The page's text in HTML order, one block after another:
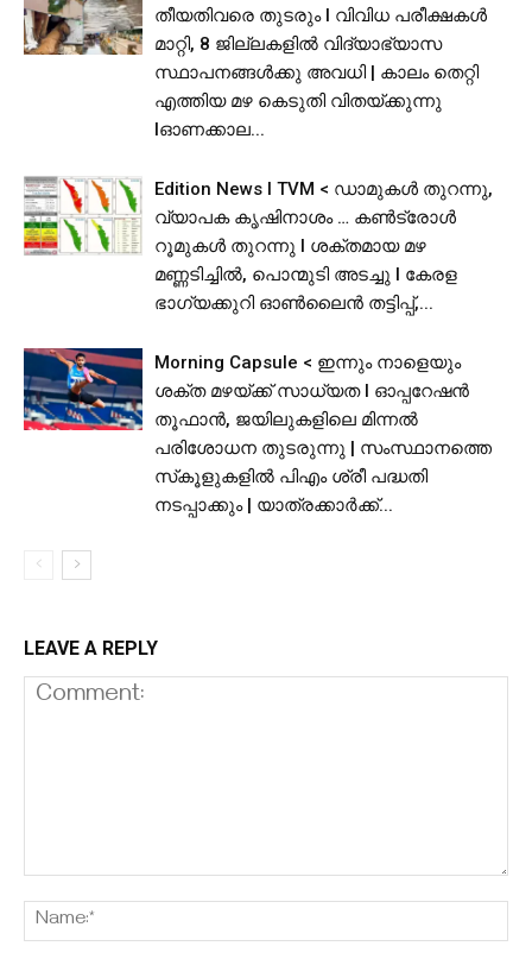
തീയതിവരെ തുടരും I വിവിധ പരീക്ഷകൾ
മാറ്റി, 8 ജില്ലകളിൽ വിദ്യാഭ്യാസ
സ്ഥാപനങ്ങള്‍ക്കു അവധി | കാലം തെറ്റി
എത്തിയ മഴ കെടുതി വിതയ്ക്കുന്നു
lഓണക്കാല...
Edition News I TVM < ഡാമുകൾ തുറന്നു,
വ്യാപക കൃഷിനാശം … കൺട്രോൾ
റൂമുകൾ തുറന്നു l ശക്തമായ മഴ
മണ്ണടിച്ചിൽ, പൊന്മുടി അടച്ചു l കേരള
ഭാഗ്യക്കുറി ഓൺലൈൻ തട്ടിപ്പ്,...
Morning Capsule < ഇന്നും നാളെയും
ശക്ത മഴയ്ക്ക് സാധ്യത I ഓപ്പറേഷൻ
തൂഫാൻ, ജയിലുകളിലെ മിന്നൽ
പരിശോധന തുടരുന്നു | സംസ്ഥാനത്തെ
സ്‌കൂളുകളിൽ പിഎം ശ്രീ പദ്ധതി
നടപ്പാക്കും | യാത്രക്കാര്‍ക്ക്...
LEAVE A REPLY